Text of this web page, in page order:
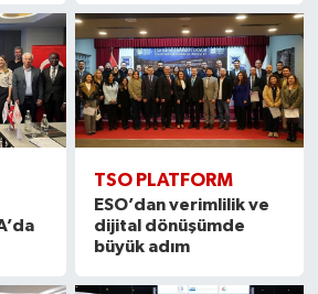
TSO PLATFORM
ESO’dan verimlilik ve
dijital dönüşümde
büyük adım